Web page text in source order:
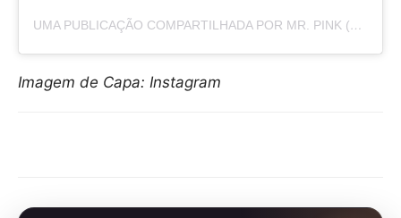
UMA PUBLICAÇÃO COMPARTILHADA POR MR. PINK (@MACHINEGUNKELLY)
Imagem de Capa: Instagram